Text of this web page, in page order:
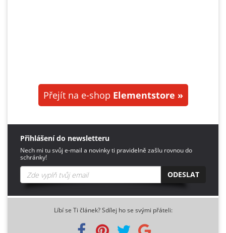
Přejít na e-shop Elementstore »
Přihlášení do newsletteru
Nech mi tu svůj e-mail a novinky ti pravidelně zašlu rovnou do
schránky!
ODESLAT
Líbí se Ti článek? Sdílej ho se svými přáteli: